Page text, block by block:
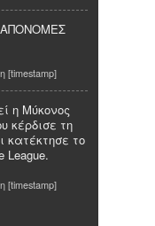
ΑΠΟΝΟΜΕΣ
[timestamp]
η Μύκονος
κέρδισε τη
κατέκτησε το
[timestamp]